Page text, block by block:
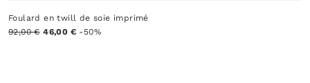
Foulard en twill de soie imprimé
92,00 € 46,00 € -50%